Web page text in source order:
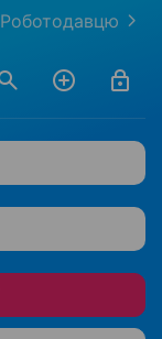
Роботодавцю